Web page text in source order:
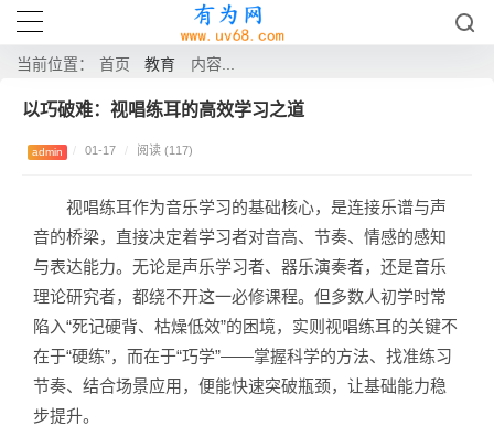
当前位置： 首页 教育 内容...
以巧破难：视唱练耳的高效学习之道
admin / 01-17 / 阅读 (117)
视唱练耳作为音乐学习的基础核心，是连接乐谱与声
音的桥梁，直接决定着学习者对音高、节奏、情感的感知
与表达能力。无论是声乐学习者、器乐演奏者，还是音乐
理论研究者，都绕不开这一必修课程。但多数人初学时常
陷入“死记硬背、枯燥低效”的困境，实则视唱练耳的关键不
在于“硬练”，而在于“巧学”——掌握科学的方法、找准练习
节奏、结合场景应用，便能快速突破瓶颈，让基础能力稳
步提升。